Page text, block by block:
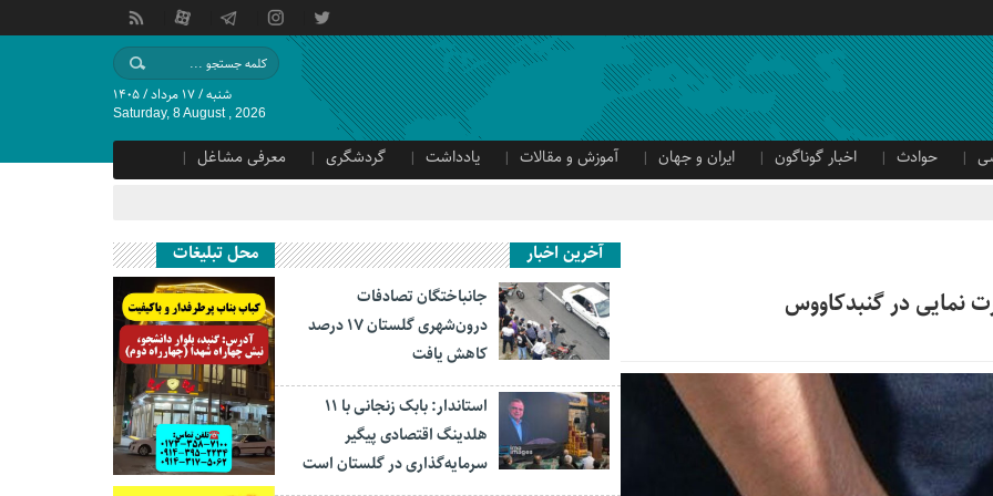
شنبه / ۱۷ مرداد / ۱۴۰۵
Saturday, 8 August , 2026
حوادث اخبار گوناگون ایران و جهان آموزش و مقالات یادداشت گردشگری
معرفی مشاغل
نمایی در گنبدکاووس
آخرین اخبار
جانباختگان تصادفات
درون‌شهری گلستان ۱۷ درصد
کاهش یافت
استاندار: بابک زنجانی با ۱۱
هلدینگ اقتصادی پیگیر
سرمایه‌گذاری در گلستان است
محل تبلیغات